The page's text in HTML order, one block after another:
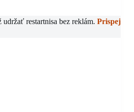
restartnisa bez reklám. Prispej